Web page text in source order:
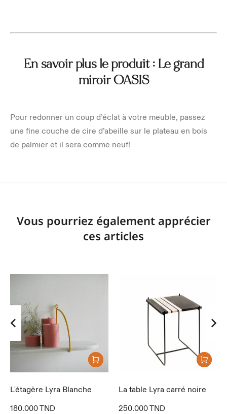
En savoir plus le produit : Le grand
miroir OASIS
Pour redonner un coup d’éclat à votre meuble, passez
une fine couche de cire d’abeille sur le plateau en bois
de palmier et il sera comme neuf!
Vous pourriez également apprécier
ces articles
L'étagère Lyra Blanche
180.000TND
La table Lyra carré noire
250.000TND